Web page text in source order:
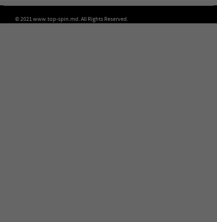
© 2021 www.top-spin.md. All Rights Reserved.